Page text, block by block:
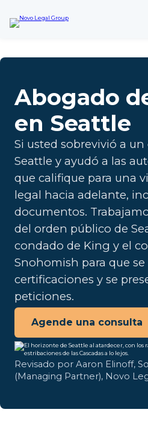
t
o
e
n
d
o
Abogado
en Seattle
Si usted sobrevivió a
Seattle y ayudó a las
que califique para una
legal hacia adelante,
documentos.
del orden público de
condado de King y el
Snohomish para que
certificaciones y se
peticiones.
Agende una consulta
Revisado por Aaron Elinoff,
(Managing Partner), Novo